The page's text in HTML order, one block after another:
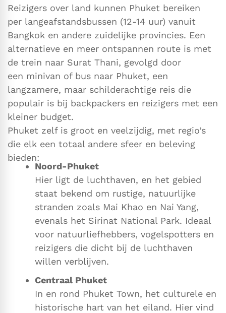
Reizigers over land kunnen Phuket bereiken
per langeafstandsbussen (12-14 uur) vanuit
Bangkok en andere zuidelijke provincies. Een
alternatieve en meer ontspannen route is met
de trein naar Surat Thani, gevolgd door
een minivan of bus naar Phuket, een
langzamere, maar schilderachtige reis die
populair is bij backpackers en reizigers met een
kleiner budget.
Phuket zelf is groot en veelzijdig, met regio’s
die elk een totaal andere sfeer en beleving
bieden:
Noord-Phuket
Hier ligt de luchthaven, en het gebied
staat bekend om rustige, natuurlijke
stranden zoals Mai Khao en Nai Yang,
evenals het Sirinat National Park. Ideaal
voor natuurliefhebbers, vogelspotters en
reizigers die dicht bij de luchthaven
willen verblijven.
Centraal Phuket
In en rond Phuket Town, het culturele en
historische hart van het eiland. Hier vind